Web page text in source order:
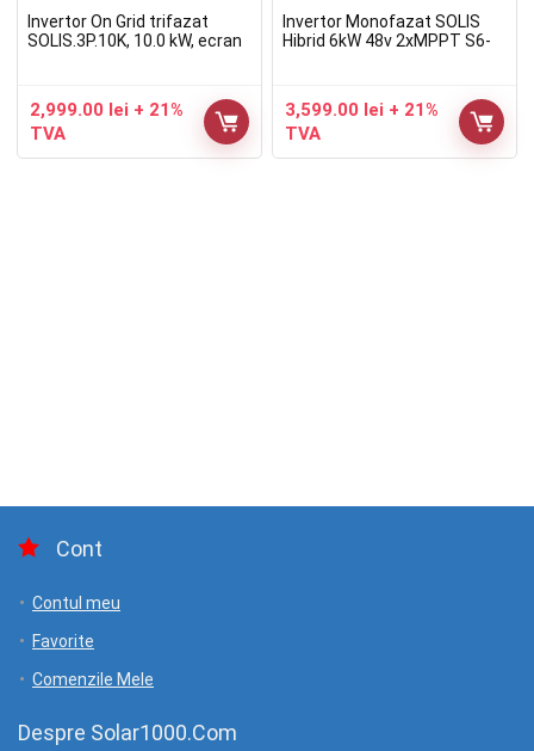
Invertor On Grid trifazat
SOLIS.3P.10K, 10.0 kW, ecran
2,999.00 lei + 21%
TVA
Invertor Monofazat SOLIS
Hibrid 6kW 48v 2xMPPT S6-
3,599.00 lei + 21%
TVA
Cont
Contul meu
Favorite
Comenzile Mele
Despre Solar1000.Com